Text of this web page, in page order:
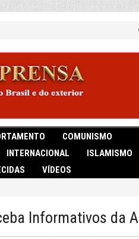
COMUNISMO
INTERNACIONAL
ISLAMISMO
VÍDEOS
Informativos da